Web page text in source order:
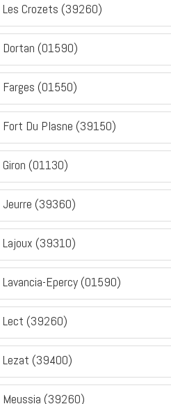
Les Crozets (39260)
Dortan (01590)
Farges (01550)
Fort Du Plasne (39150)
Giron (01130)
Jeurre (39360)
Lajoux (39310)
Lavancia-Epercy (01590)
Lect (39260)
Lezat (39400)
Meussia (39260)